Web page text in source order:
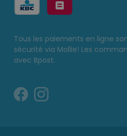
Tous les paiements en ligne
sécurité via Mollie! Les
avec Bpost.